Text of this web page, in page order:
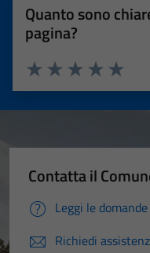
Quanto sono
pagina?
Valuta
Valuta 4
Valuta 3 stelle
Valuta 2 stelle su 5
Valuta 1 stelle su 5
Contatta il
Leggi le
Richiedi